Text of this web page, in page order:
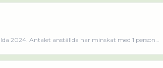
2024. Antalet anställda har minskat med 1 person